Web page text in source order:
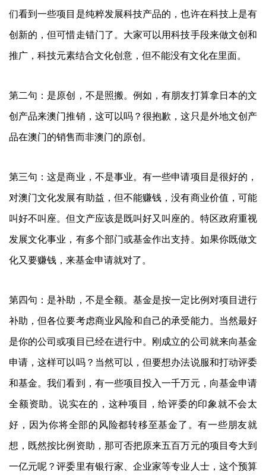
们看到一些项目是纯粹发展科技产品的，也许在科技上是有
创新的，但可惜走错门了。大家可以用科技手段来做文创和
推广，科技元素结合文化创意，但不能没有文化在里面。
第二句：是原创，不是照搬。例如，有朋友打算拿日本的文
创产品来澳门推销，这可以吗？很抱歉，这只是外地文创产
品在澳门的销售而非澳门的原创。
第三句：这是商业，不是事业。有一些申请项目是很好的，
对澳门文化发展有助益，但不能赚钱，没有商业价值，可能
叫好不叫座。但文产应该是既叫好又叫座的。特区政府重视
发展文化事业，有多个部门或基金作出支持。如果你既做文
化又要赚钱，来基金申请就对了。
第四句：是补助，不是全额。基金是按一定比例对项目进行
补助，但各位要考虑商业风险和自己的承受能力。当然最好
是你的公司或项目已经在进行中。刚成立的公司就来向基金
申请，这样可以吗？当然可以，但要想办法说服和打动评委
和基金。我们看到，有一些项目投入一千万元，向基金申请
全额资助。说实在的，这种项目，给评委的印象就不会太
好，因为你将全部的风险都转移至基金了。有一些朋友就
想，既然按比例资助，那可否把原来五百万元的项目夸大到
一亿元呢？评委里有银行家、企业家等专业人士，这个预算